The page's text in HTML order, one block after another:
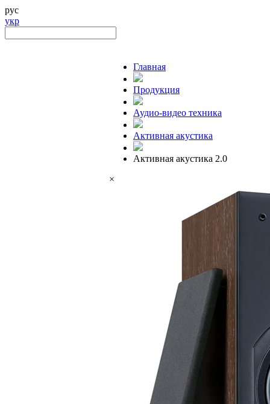
рус
укр
Главная
Продукция
Аудио-видео техника
Активная акустика
Активная акустика 2.0
×